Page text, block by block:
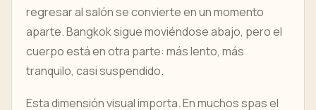
regresar al salón se convierte en un momento
aparte. Bangkok sigue moviéndose abajo, pero el
cuerpo está en otra parte: más lento, más
tranquilo, casi suspendido.
Esta dimensión visual importa. En muchos spas el